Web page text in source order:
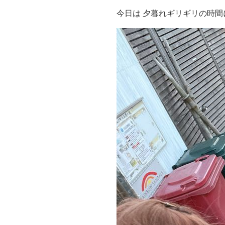
今日は 夕暮れギリギリの時